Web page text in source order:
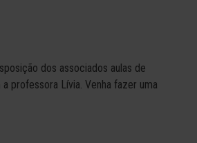
dos associados aulas de
a professora Lívia. Venha fazer uma